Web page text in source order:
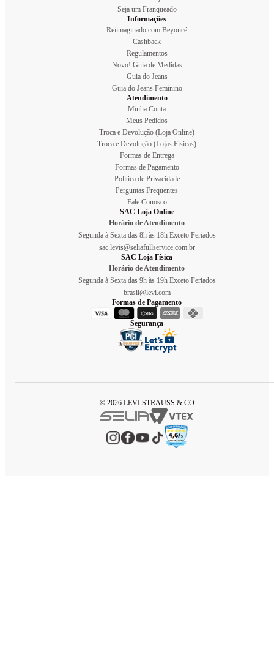
Seja um Franqueado
Informações
Reiimaginado com Beyoncé
Cashback
Regulamentos
Novo! Guia de Medidas
Guia do Jeans
Guia do Jeans Feminino
Atendimento
Minha Conta
Meus Pedidos
Troca e Devolução (Loja Online)
Troca e Devolução (Lojas Físicas)
Formas de Entrega
Formas de Pagamento
Política de Privacidade
Perguntas Frequentes
Fale Conosco
SAC Loja Online
Horário de Atendimento
Segunda à Sexta das 8h às 18h Exceto Feriados
sac.levis@seliafullservice.com.br
SAC Loja Física
Horário de Atendimento
Segunda à Sexta das 9h às 19h Exceto Feriados
brasil@levi.com
Formas de Pagamento
Segurança
© 2026 LEVI STRAUSS & CO